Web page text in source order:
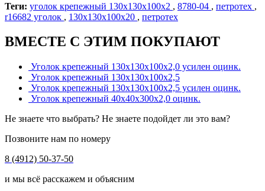
Теги: уголок крепежный 130х130х100х2 , 8780-04 , петротех ,
r16682 уголок , 130х130х100х20 , петротех
ВМЕСТЕ С ЭТИМ ПОКУПАЮТ
Уголок крепежный 130х130х100х2,0 усилен оцинк.
Уголок крепежный 130х130х100х2,5
Уголок крепежный 130х130х100х2,5 усилен оцинк.
Уголок крепежный 40х40х300х2,0 оцинк.
Не знаете что выбрать? Не знаете подойдет ли это вам?
Позвоните нам по номеру
8 (4912) 50-37-50
и мы всё расскажем и объясним